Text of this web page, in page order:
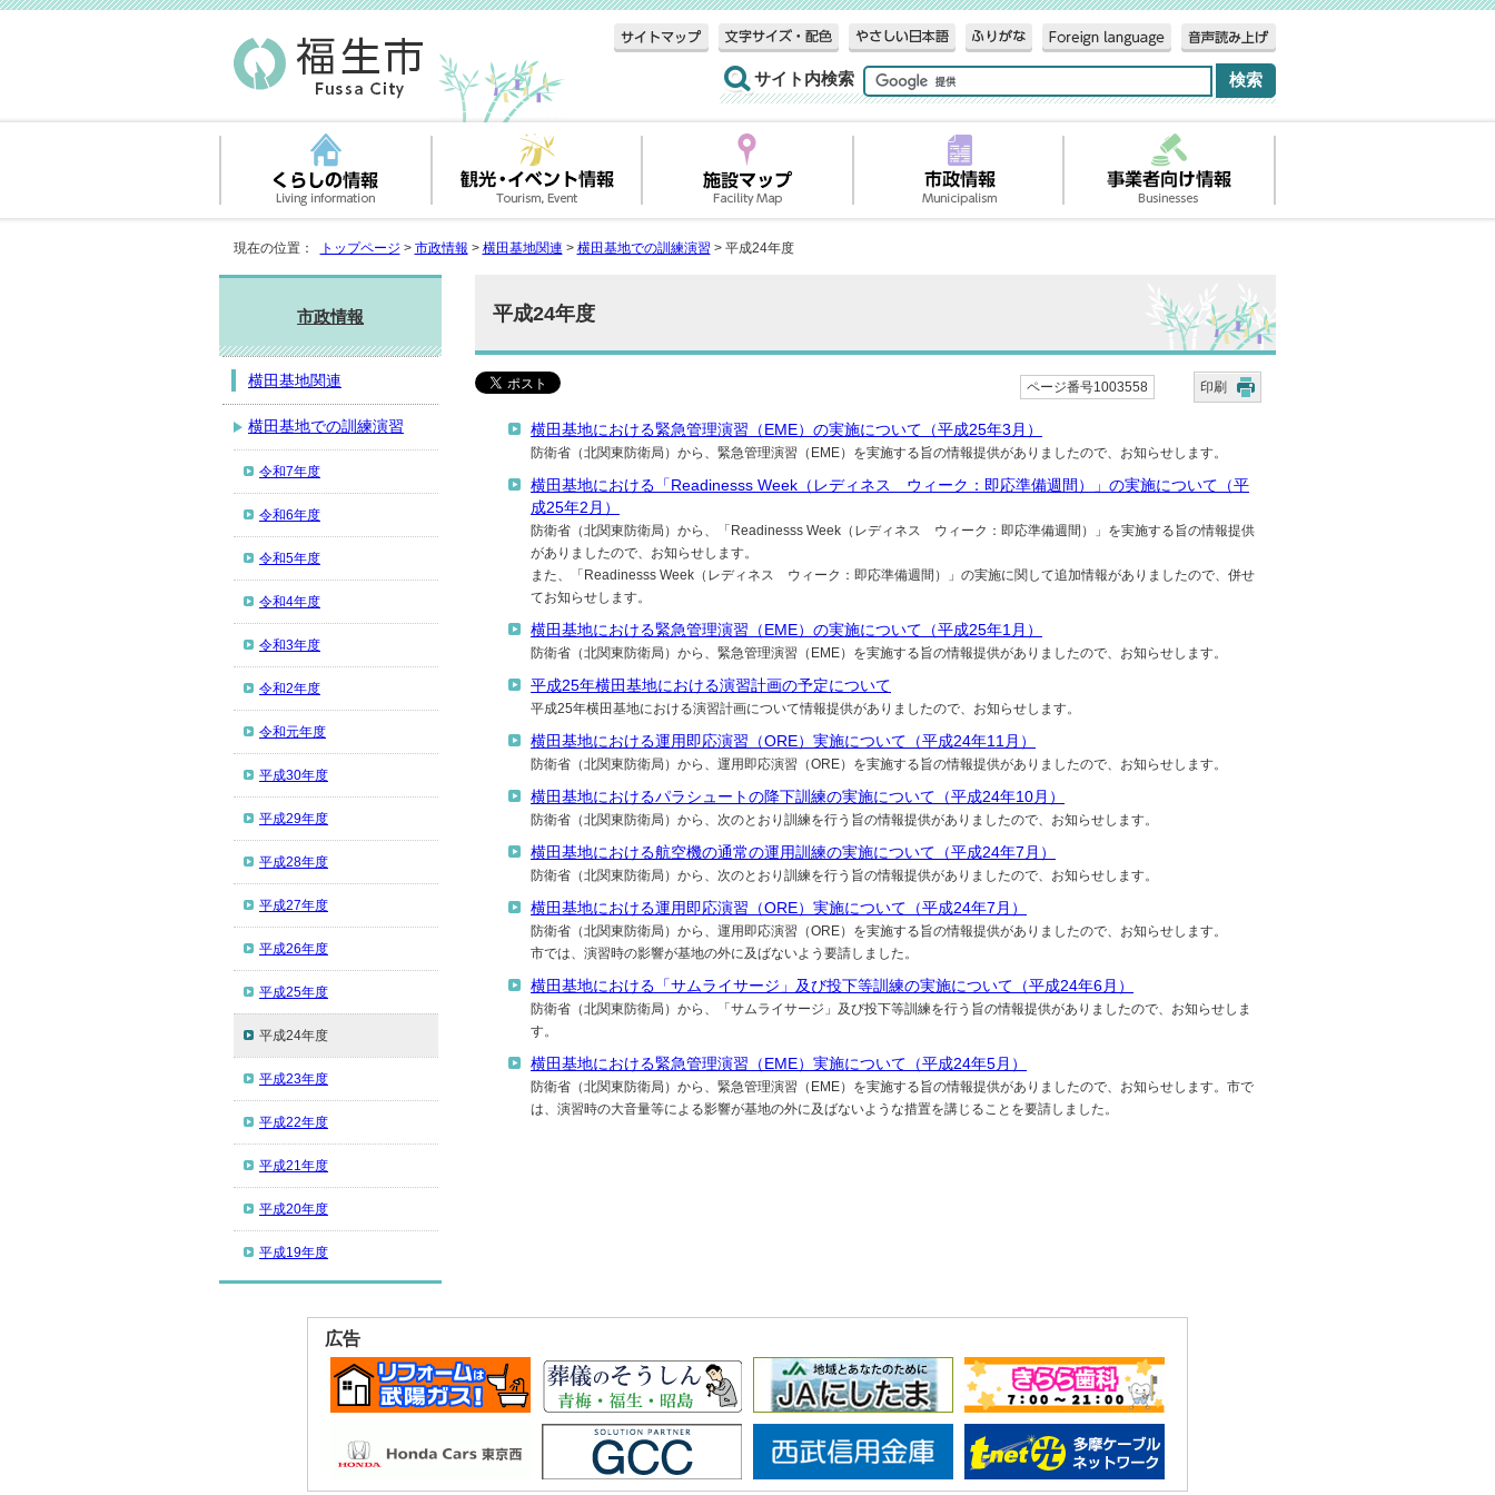
サイト内検索
現在の位置： トップページ > 市政情報 > 横田基地関連 > 横田基地での訓練演習 > 平成24年度
平成24年度
ページ番号1003558 印刷
横田基地における緊急管理演習（EME）の実施について（平成25年3月）
防衛省（北関東防衛局）から、緊急管理演習（EME）を実施する旨の情報提供がありましたので、お知らせします。
横田基地における「Readinesss Week（レディネス ウィーク：即応準備週間）」の実施について（平
成25年2月）
防衛省（北関東防衛局）から、「Readinesss Week（レディネス ウィーク：即応準備週間）」を実施する旨の情報提供
がありましたので、お知らせします。
また、「Readinesss Week（レディネス ウィーク：即応準備週間）」の実施に関して追加情報がありましたので、併せ
てお知らせします。
横田基地における緊急管理演習（EME）の実施について（平成25年1月）
防衛省（北関東防衛局）から、緊急管理演習（EME）を実施する旨の情報提供がありましたので、お知らせします。
平成25年横田基地における演習計画の予定について
平成25年横田基地における演習計画について情報提供がありましたので、お知らせします。
横田基地における運用即応演習（ORE）実施について（平成24年11月）
防衛省（北関東防衛局）から、運用即応演習（ORE）を実施する旨の情報提供がありましたので、お知らせします。
横田基地におけるパラシュートの降下訓練の実施について（平成24年10月）
防衛省（北関東防衛局）から、次のとおり訓練を行う旨の情報提供がありましたので、お知らせします。
横田基地における航空機の通常の運用訓練の実施について（平成24年7月）
防衛省（北関東防衛局）から、次のとおり訓練を行う旨の情報提供がありましたので、お知らせします。
横田基地における運用即応演習（ORE）実施について（平成24年7月）
防衛省（北関東防衛局）から、運用即応演習（ORE）を実施する旨の情報提供がありましたので、お知らせします。
市では、演習時の影響が基地の外に及ばないよう要請しました。
横田基地における「サムライサージ」及び投下等訓練の実施について（平成24年6月）
防衛省（北関東防衛局）から、「サムライサージ」及び投下等訓練を行う旨の情報提供がありましたので、お知らせしま
す。
横田基地における緊急管理演習（EME）実施について（平成24年5月）
防衛省（北関東防衛局）から、緊急管理演習（EME）を実施する旨の情報提供がありましたので、お知らせします。市で
は、演習時の大音量等による影響が基地の外に及ばないような措置を講じることを要請しました。
市政情報
横田基地関連
横田基地での訓練演習
令和7年度
令和6年度
令和5年度
令和4年度
令和3年度
令和2年度
令和元年度
平成30年度
平成29年度
平成28年度
平成27年度
平成26年度
平成25年度
平成24年度
平成23年度
平成22年度
平成21年度
平成20年度
平成19年度
広告